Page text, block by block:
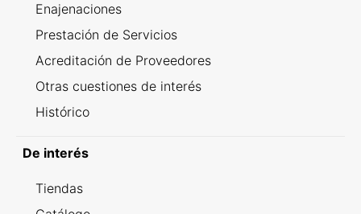
Enajenaciones
Prestación de Servicios
Acreditación de Proveedores
Otras cuestiones de interés
Histórico
De interés
Tiendas